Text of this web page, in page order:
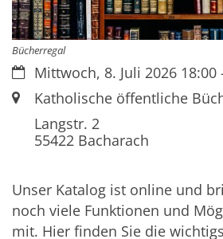
Bücherregal
Datum:Mittwoch, 8. Juli 2026 18:00
Ort:Katholische öffentliche
Langstr. 2
55422 Bacharach
Unser Katalog ist online und
noch viele Funktionen und
mit. Hier finden Sie die